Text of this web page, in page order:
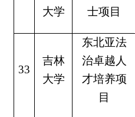
大学
士项目
33
吉林
大学
东北亚法
治卓越人
才培养项
目